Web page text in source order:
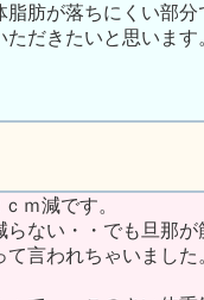
脂肪が落ちにくい部
ただきたいと思います
ｍ減です。
ない・・でも旦那
言われちゃいまし